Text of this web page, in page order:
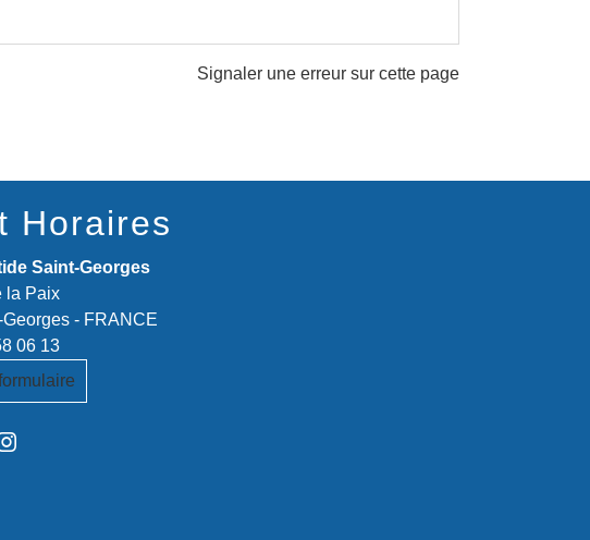
Signaler une erreur sur cette page
Horaires
Saint-Georges
la Paix
- FRANCE
06 13